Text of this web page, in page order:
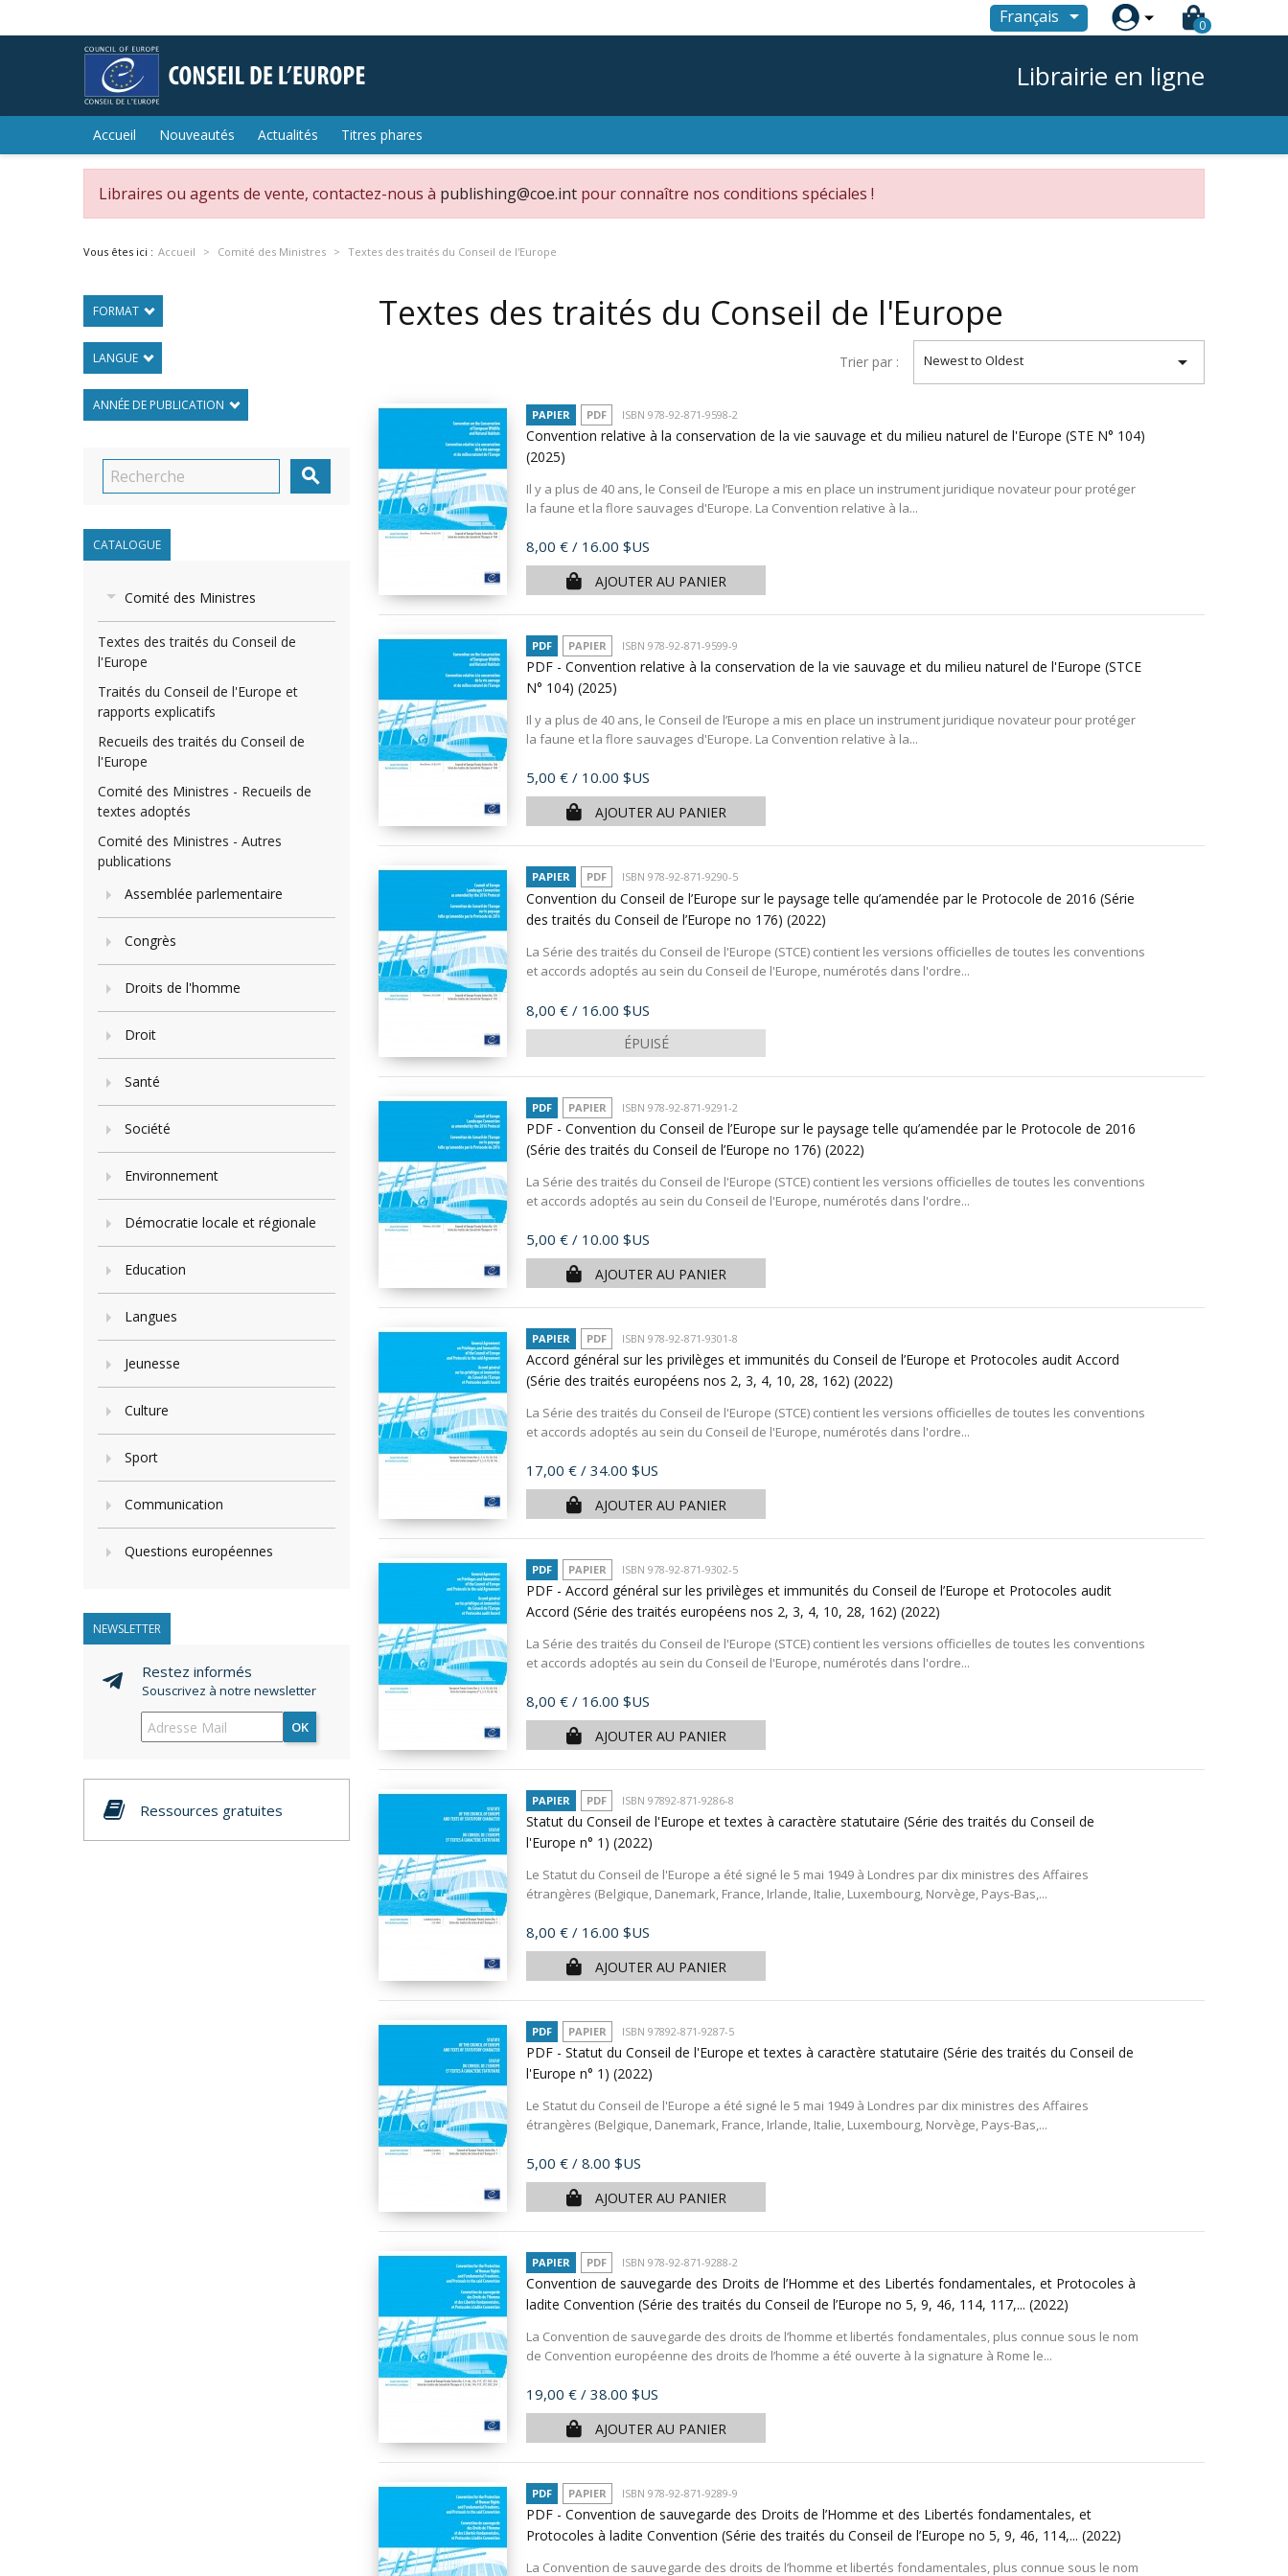
Français  0
Librairie en ligne
Accueil Nouveautés Actualités Titres phares
Libraires ou agents de vente, contactez-nous à publishing@coe.int pour connaître nos conditions spéciales !
Vous êtes ici : Accueil Comité des Ministres Textes des traités du Conseil de l'Europe
FORMAT
LANGUE
ANNÉE DE PUBLICATION

CATALOGUE
Comité des Ministres
Textes des traités du Conseil de
l'Europe
Traités du Conseil de l'Europe et
rapports explicatifs
Recueils des traités du Conseil de
l'Europe
Comité des Ministres - Recueils de
textes adoptés
Comité des Ministres - Autres
publications
Assemblée parlementaire
Congrès
Droits de l'homme
Droit
Santé
Société
Environnement
Démocratie locale et régionale
Education
Langues
Jeunesse
Culture
Sport
Communication
Questions européennes
NEWSLETTER
Restez informés
Souscrivez à notre newsletter
OK
Ressources gratuites
Textes des traités du Conseil de l'Europe
Trier par : Newest to Oldest 
PAPIER PDF ISBN 978-92-871-9598-2
Convention relative à la conservation de la vie sauvage et du milieu naturel de l'Europe (STE N° 104)
(2025)
Il y a plus de 40 ans, le Conseil de l’Europe a mis en place un instrument juridique novateur pour protéger
la faune et la flore sauvages d'Europe. La Convention relative à la...
Prix
8,00 € / 16.00 $US
AJOUTER AU PANIER
PDF PAPIER ISBN 978-92-871-9599-9
PDF - Convention relative à la conservation de la vie sauvage et du milieu naturel de l'Europe (STCE
N° 104) (2025)
Il y a plus de 40 ans, le Conseil de l’Europe a mis en place un instrument juridique novateur pour protéger
la faune et la flore sauvages d'Europe. La Convention relative à la...
Prix
5,00 € / 10.00 $US
AJOUTER AU PANIER
PAPIER PDF ISBN 978-92-871-9290-5
Convention du Conseil de l’Europe sur le paysage telle qu’amendée par le Protocole de 2016 (Série
des traités du Conseil de l’Europe no 176) (2022)
La Série des traités du Conseil de l'Europe (STCE) contient les versions officielles de toutes les conventions
et accords adoptés au sein du Conseil de l'Europe, numérotés dans l'ordre...
Prix
8,00 € / 16.00 $US
ÉPUISÉ
PDF PAPIER ISBN 978-92-871-9291-2
PDF - Convention du Conseil de l’Europe sur le paysage telle qu’amendée par le Protocole de 2016
(Série des traités du Conseil de l’Europe no 176) (2022)
La Série des traités du Conseil de l'Europe (STCE) contient les versions officielles de toutes les conventions
et accords adoptés au sein du Conseil de l'Europe, numérotés dans l'ordre...
Prix
5,00 € / 10.00 $US
AJOUTER AU PANIER
PAPIER PDF ISBN 978-92-871-9301-8
Accord général sur les privilèges et immunités du Conseil de l’Europe et Protocoles audit Accord
(Série des traités européens nos 2, 3, 4, 10, 28, 162) (2022)
La Série des traités du Conseil de l'Europe (STCE) contient les versions officielles de toutes les conventions
et accords adoptés au sein du Conseil de l'Europe, numérotés dans l'ordre...
Prix
17,00 € / 34.00 $US
AJOUTER AU PANIER
PDF PAPIER ISBN 978-92-871-9302-5
PDF - Accord général sur les privilèges et immunités du Conseil de l’Europe et Protocoles audit
Accord (Série des traités européens nos 2, 3, 4, 10, 28, 162) (2022)
La Série des traités du Conseil de l'Europe (STCE) contient les versions officielles de toutes les conventions
et accords adoptés au sein du Conseil de l'Europe, numérotés dans l'ordre...
Prix
8,00 € / 16.00 $US
AJOUTER AU PANIER
PAPIER PDF ISBN 97892-871-9286-8
Statut du Conseil de l'Europe et textes à caractère statutaire (Série des traités du Conseil de
l'Europe n° 1) (2022)
Le Statut du Conseil de l'Europe a été signé le 5 mai 1949 à Londres par dix ministres des Affaires
étrangères (Belgique, Danemark, France, Irlande, Italie, Luxembourg, Norvège, Pays-Bas,...
Prix
8,00 € / 16.00 $US
AJOUTER AU PANIER
PDF PAPIER ISBN 97892-871-9287-5
PDF - Statut du Conseil de l'Europe et textes à caractère statutaire (Série des traités du Conseil de
l'Europe n° 1) (2022)
Le Statut du Conseil de l'Europe a été signé le 5 mai 1949 à Londres par dix ministres des Affaires
étrangères (Belgique, Danemark, France, Irlande, Italie, Luxembourg, Norvège, Pays-Bas,...
Prix
5,00 € / 8.00 $US
AJOUTER AU PANIER
PAPIER PDF ISBN 978-92-871-9288-2
Convention de sauvegarde des Droits de l’Homme et des Libertés fondamentales, et Protocoles à
ladite Convention (Série des traités du Conseil de l’Europe no 5, 9, 46, 114, 117,... (2022)
La Convention de sauvegarde des droits de l’homme et libertés fondamentales, plus connue sous le nom
de Convention européenne des droits de l’homme a été ouverte à la signature à Rome le...
Prix
19,00 € / 38.00 $US
AJOUTER AU PANIER
PDF PAPIER ISBN 978-92-871-9289-9
PDF - Convention de sauvegarde des Droits de l’Homme et des Libertés fondamentales, et
Protocoles à ladite Convention (Série des traités du Conseil de l’Europe no 5, 9, 46, 114,... (2022)
La Convention de sauvegarde des droits de l’homme et libertés fondamentales, plus connue sous le nom